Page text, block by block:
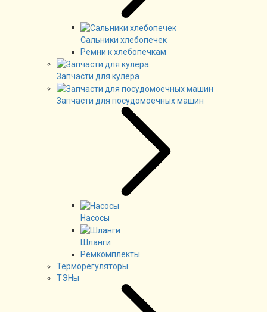
Сальники хлебопечек
Ремни к хлебопечкам
Запчасти для кулера
Запчасти для посудомоечных машин
Насосы
Шланги
Ремкомплекты
Терморегуляторы
ТЭНы